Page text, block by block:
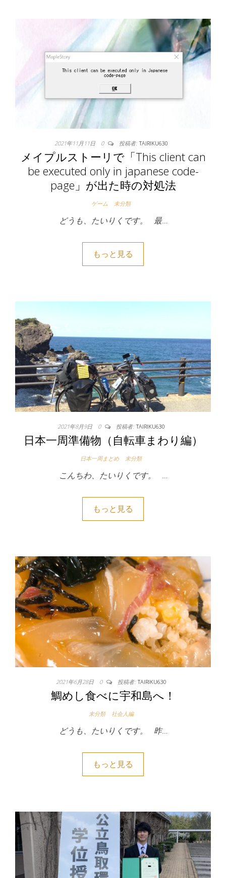
2021年11月11日 0 投稿者: TAIRIKU630
メイプルストーリで「This client can
be executed only in japanese code-
page」が出た時の対処法
ゲーム 未分類
どうも、たいりくです。 最…
もっと見る
2021年8月9日 0 投稿者: TAIRIKU630
日本一周準備物（自転車まわり編）
日本一周まとめ 未分類
こんちわ、たいりくです。 …
もっと見る
2021年6月28日 0 投稿者: TAIRIKU630
鯛めし食べに宇和島へ！
未分類 社会人編
どうも、たいりくです。 昨…
もっと見る